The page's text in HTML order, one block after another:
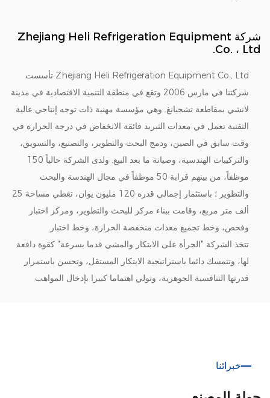
شركة Zhejiang Heli Refrigeration Equipment
Co. ، Ltd.
Zhejiang Heli Refrigeration Equipment Co., Ltd تأسست
شركتنا في مارس 2006 وتقع في منطقة التنمية الاقتصادية في مدينة
لانشي بمقاطعة تشجيانغ. وهي مؤسسة مهنية ذات توجه إنتاجي عالية
التقنية تعمل في معدات التبريد فائقة الانخفاض في درجة الحرارة في
وقت سابق في الصين، ودمج البحث والتطوير، والتصنيع، والتسويق،
والتركيبات الهندسية، وصيانة ما بعد البيع. ولدى الشركة حالياً 150
موظفاً، من بينهم قرابة 50 موظفاً في مجال الهندسة والبحث
والتطوير ؛ باستثمار إجمالي قدره 120 مليون يوان، تغطي مساحة 25
ألف متر مربع، وقامت ببناء مركز للبحث والتطوير، ومركز اختبار
وفحص، وخط تجميع معدات منخفضة الحرارة، وخط اختبار.
تتخذ الشركة "الجرأة على الابتكار والمشي قدما بسرعة" كقوة دافعة
لها، وتتمسك دائما باستراتيجية الابتكار المستقل، وتحسن باستمرار
قدرتها التنافسية الجوهرية، وتولي اهتماما كبيرا بإدخال المواهب
الصناعة.
خبرائنا